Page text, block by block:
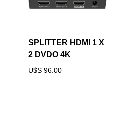
SPLITTER HDMI 1 X
2 DVDO 4K
U$S 96.00